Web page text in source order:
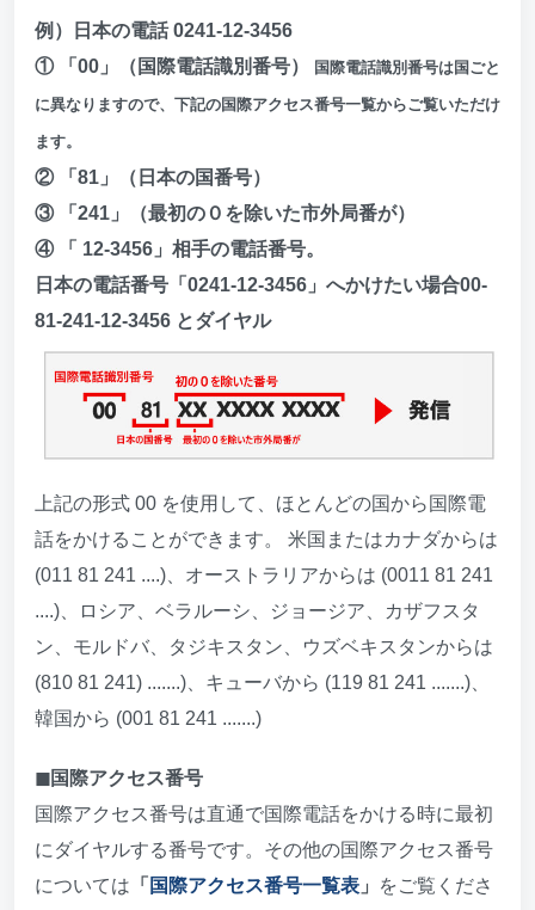
例）日本の電話 0241-12-3456
① 「00」（国際電話識別番号）
国際電話識別番号は国ごと
に異なりますので、下記の国際アクセス番号一覧からご覧いただけ
ます。
② 「81」（日本の国番号）
③ 「241」（最初の０を除いた市外局番が）
④ 「 12-3456」相手の電話番号。
日本の電話番号「0241-12-3456」へかけたい場合00-
81-241-12-3456 とダイヤル
上記の形式 00 を使用して、ほとんどの国から国際電
話をかけることができます。 米国またはカナダからは
(011 81 241 ....)、オーストラリアからは (0011 81 241
....)、ロシア、ベラルーシ、ジョージア、カザフスタ
ン、モルドバ、タジキスタン、ウズベキスタンからは
(810 81 241) .......)、キューバから (119 81 241 .......)、
韓国から (001 81 241 .......)
◼︎国際アクセス番号
国際アクセス番号は直通で国際電話をかける時に最初
にダイヤルする番号です。その他の国際アクセス番号
については 「 国際アクセス番号一覧表 」
をご覧くださ